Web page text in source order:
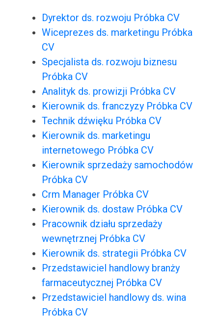
Dyrektor ds. rozwoju Próbka CV
Wiceprezes ds. marketingu Próbka
CV
Specjalista ds. rozwoju biznesu
Próbka CV
Analityk ds. prowizji Próbka CV
Kierownik ds. franczyzy Próbka CV
Technik dźwięku Próbka CV
Kierownik ds. marketingu
internetowego Próbka CV
Kierownik sprzedaży samochodów
Próbka CV
Crm Manager Próbka CV
Kierownik ds. dostaw Próbka CV
Pracownik działu sprzedaży
wewnętrznej Próbka CV
Kierownik ds. strategii Próbka CV
Przedstawiciel handlowy branży
farmaceutycznej Próbka CV
Przedstawiciel handlowy ds. wina
Próbka CV